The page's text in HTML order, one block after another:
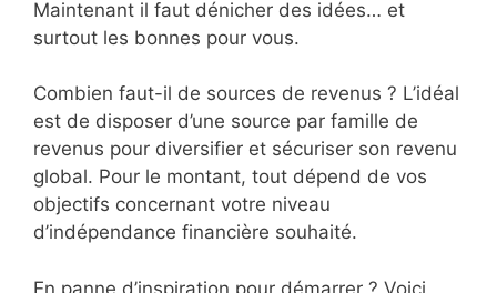
Maintenant il faut dénicher des idées… et
surtout les bonnes pour vous.
Combien faut-il de sources de revenus ? L’idéal
est de disposer d’une source par famille de
revenus pour diversifier et sécuriser son revenu
global. Pour le montant, tout dépend de vos
objectifs concernant votre niveau
d’indépendance financière souhaité.
En panne d’inspiration pour démarrer ? Voici